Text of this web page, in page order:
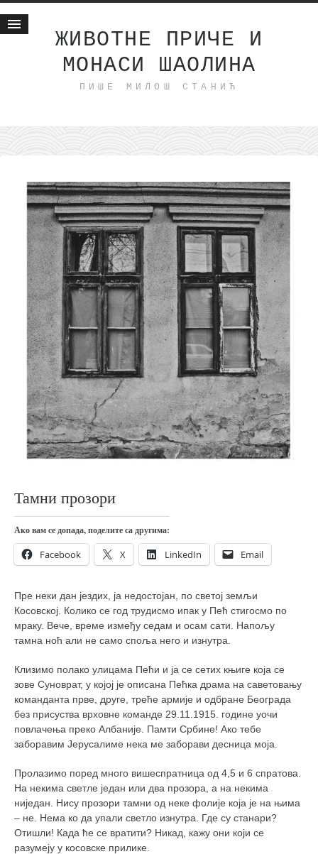
ЖИВОТНЕ ПРИЧЕ И
МОНАСИ ШАОЛИНА
ПИШЕ МИЛОШ СТАНИЋ
Животне приче
интернет пословање
исхраном до здравља
мој хаику
моменти и места
бонус садржај
светлопис
законоправило
духовни отац
православље
забрањена историја
ћирилица
породичне приче
прота Воја
уместо твитера
календар српски
Окинава карате
најновије на блогу
моје белешке
бубиши
карате
наиханчи
кушанку
пасаи
темашивари
нунчаку
бо
тонфа
Тамни прозори
Ако вам се допада, поделите са другима:
Facebook X LinkedIn Email
Пре неки дан јездих, ја недостојан, по светој земљи
Косовској. Колико се год трудисмо ипак у Пећ стигосмо по
мраку. Вече, време између седам и осам сати. Напољу
тамна ноћ али не само споља него и изнутра.
Клизимо полако улицама Пећи и ја се сетих књиге која се
зове Суноврат, у којој је описана Пећка драма на саветовању
команданта прве, друге, треће армије и одбране Београда
без присуства врховне команде 29.11.1915. године уочи
повлачења преко Албаније. Памти Србине! Ако тебе
заборавим Јерусалиме нека ме заборави десница моја.
Пролазимо поред много вишеспратница од 4,5 и 6 спратова.
На некима светле један или два прозора, а на некима
ниједан. Нису прозори тамни од неке фолије која је на њима
– не. Нема ко да упали светло изнутра. Где су станари?
Отишли! Када ће се вратити? Никад, кажу они који се
разумеју у косовске прилике.